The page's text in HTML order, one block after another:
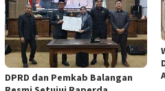
DPRD dan Pemkab Balangan